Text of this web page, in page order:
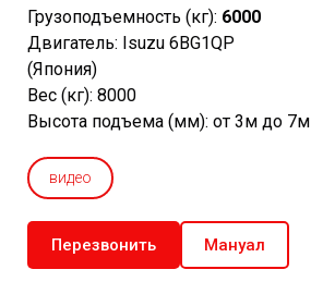
Грузоподъемность (кг): 6000
Двигатель: Isuzu 6BG1QP
(Япония)
Вес (кг): 8000
Высота подъема (мм): от 3м до 7м
видео
Перезвонить Мануал